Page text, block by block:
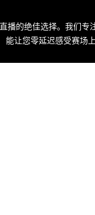
直播的绝佳选择。我们
能让您零延迟感受赛场